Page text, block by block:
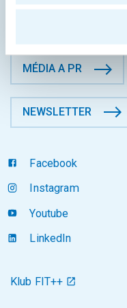
MÉDIA A PR
NEWSLETTER
Facebook
Instagram
Youtube
LinkedIn
Klub FIT++